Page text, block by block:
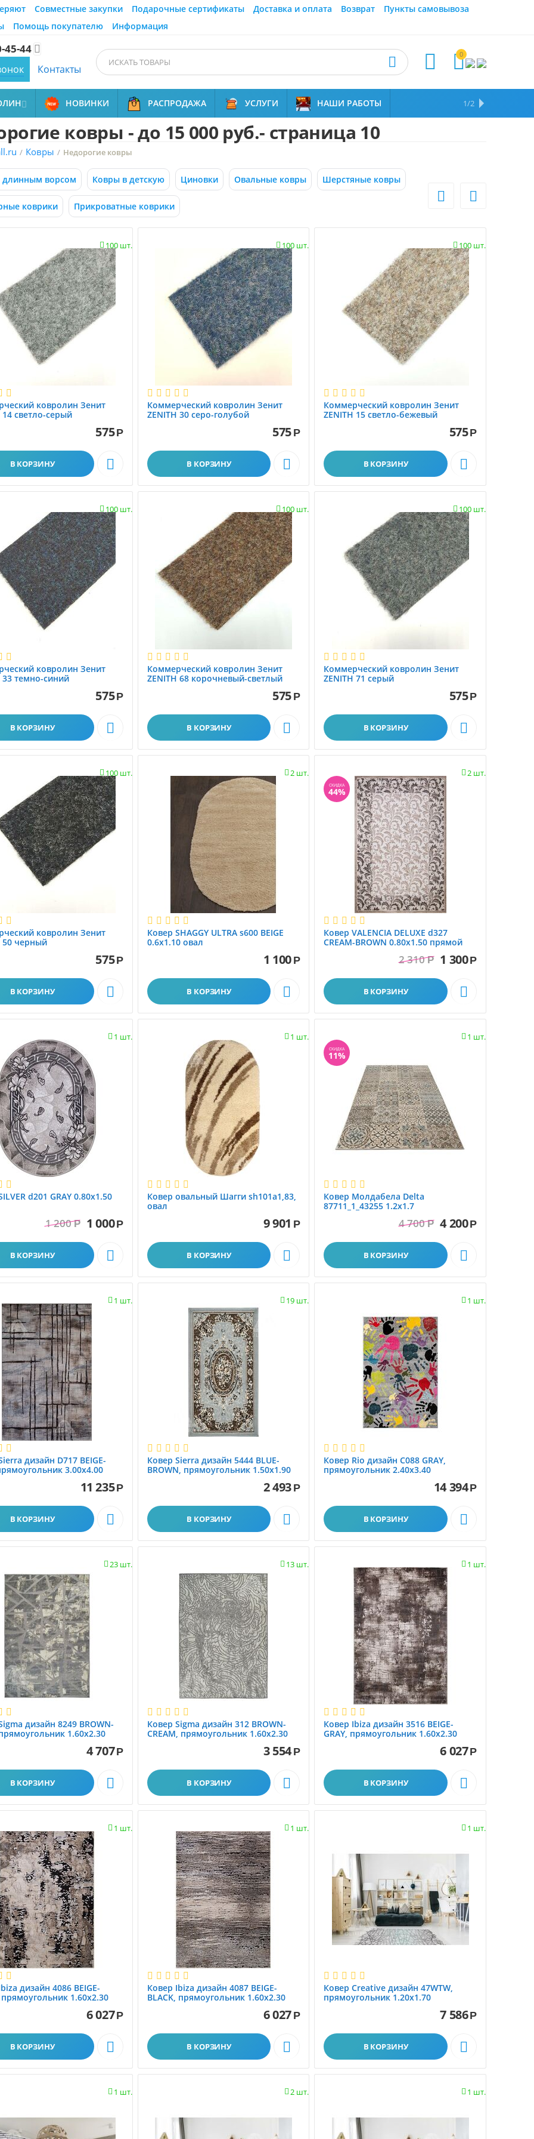
Совместные закупки Подарочные сертификаты Доставка и оплата Возврат
Пункты самовывоза
Помощь покупателю Информация
45-44 
Контакты
0



 НОВИНКИ РАСПРОДАЖА УСЛУГИ НАШИ РАБОТЫ НАМ ДОВЕРЯЮТ
1/2
Шерстяные ковры
ковры - до 15 000 руб.- страница 10
/ Ковры / Недорогие ковры
длинным ворсом Ковры в детскую Циновки Овальные ковры Шерстяные ковры
коврики Прикроватные коврики
 
100 шт.

ковролин Зенит
14 светло-серый
575Р
В КОРЗИНУ 
100 шт.

Коммерческий ковролин Зенит
ZENITH 30 серо-голубой
575 Р
В КОРЗИНУ 
100 шт.

Коммерческий ковролин Зенит
ZENITH 15 светло-бежевый
575Р
В КОРЗИНУ 
100 шт.

ковролин Зенит
33 темно-синий
575Р
В КОРЗИНУ 
100 шт.

Коммерческий ковролин Зенит
ZENITH 68 корочневый-светлый
575 Р
В КОРЗИНУ 
100 шт.

Коммерческий ковролин Зенит
ZENITH 71 серый
575Р
В КОРЗИНУ 
100 шт.

ковролин Зенит
50 черный
575Р
В КОРЗИНУ 
2 шт.

Ковер SHAGGY ULTRA s600 BEIGE
0.6x1.10 овал
1 100 Р
В КОРЗИНУ 
2 шт.

СКИДКА
44%
Ковер VALENCIA DELUXE d327
CREAM-BROWN 0.80x1.50 прямой
2 310 Р 1 300Р
В КОРЗИНУ 
1 шт.

d201 GRAY 0.80x1.50
1 200 Р 1 000Р
В КОРЗИНУ 
1 шт.

Ковер овальный Шагги sh101а1,83,
овал
9 901 Р
В КОРЗИНУ 
1 шт.

СКИДКА
11%
Ковер Молдабела Delta
87711_1_43255 1.2x1.7
4 700 Р 4 200Р
В КОРЗИНУ 
1 шт.

дизайн D717 BEIGE-
3.00x4.00
11 235Р
В КОРЗИНУ 
19 шт.

Ковер Sierra дизайн 5444 BLUE-
BROWN, прямоугольник 1.50x1.90
2 493 Р
В КОРЗИНУ 
1 шт.

Ковер Rio дизайн С088 GRAY,
прямоугольник 2.40x3.40
14 394Р
В КОРЗИНУ 
23 шт.

дизайн 8249 BROWN-
1.60x2.30
4 707Р
В КОРЗИНУ 
13 шт.

Ковер Sigma дизайн 312 BROWN-
CREAM, прямоугольник 1.60x2.30
3 554 Р
В КОРЗИНУ 
1 шт.

Ковер Ibiza дизайн 3516 BEIGE-
GRAY, прямоугольник 1.60x2.30
6 027Р
В КОРЗИНУ 
1 шт.

дизайн 4086 BEIGE-
прямоугольник 1.60x2.30
6 027Р
В КОРЗИНУ 
1 шт.

Ковер Ibiza дизайн 4087 BEIGE-
BLACK, прямоугольник 1.60x2.30
6 027 Р
В КОРЗИНУ 
1 шт.

Ковер Creative дизайн 47WTW,
прямоугольник 1.20x1.70
7 586Р
В КОРЗИНУ 
1 шт.
 2 шт.
 1 шт.
